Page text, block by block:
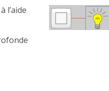
l’aide